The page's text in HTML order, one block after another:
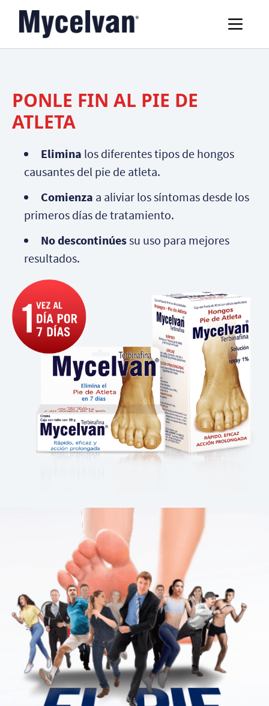
PONLE FIN AL PIE DE
ATLETA
Elimina los diferentes tipos de hongos
causantes del pie de atleta.
Comienza a aliviar los síntomas desde los
primeros días de tratamiento.
No descontinúessu uso para mejores
resultados.